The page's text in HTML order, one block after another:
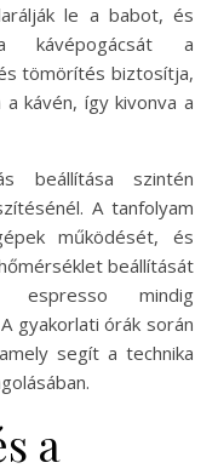
le a babot, és
kávépogácsát a
tömörítés biztosítja,
kávén, így kivonva a
beállítása szintén
A tanfolyam
működését, és
beállítását
mindig
gyakorlati órák során
segít a technika
a